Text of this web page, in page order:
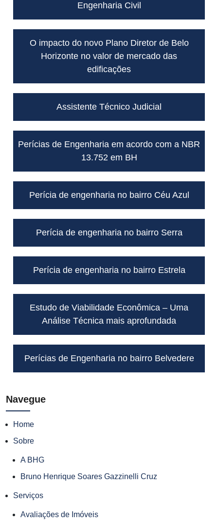
Engenharia Civil
O impacto do novo Plano Diretor de Belo
Horizonte no valor de mercado das
edificações
Assistente Técnico Judicial
Perícias de Engenharia em acordo com a NBR
13.752 em BH
Perícia de engenharia no bairro Céu Azul
Perícia de engenharia no bairro Serra
Perícia de engenharia no bairro Estrela
Estudo de Viabilidade Econômica – Uma
Análise Técnica mais aprofundada
Perícias de Engenharia no bairro Belvedere
Navegue
Home
Sobre
A BHG
Bruno Henrique Soares Gazzinelli Cruz
Serviços
Avaliações de Imóveis